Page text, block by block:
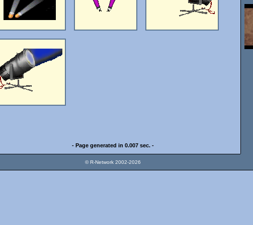
- Page generated in 0.007 sec. -
© R-Network 2002-2026